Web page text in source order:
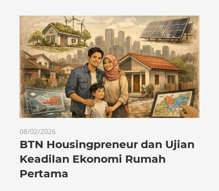
08/02/2026
BTN Housingpreneur dan Ujian
Keadilan Ekonomi Rumah
Pertama